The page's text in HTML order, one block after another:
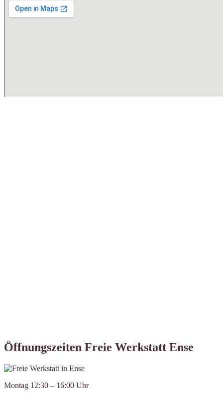
Öffnungszeiten Freie Werkstatt Ense
Montag 12:30 – 16:00 Uhr